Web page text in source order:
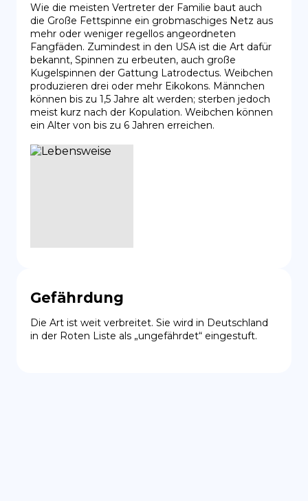
Wie die meisten Vertreter der Familie baut auch
die Große Fettspinne ein grobmaschiges Netz aus
mehr oder weniger regellos angeordneten
Fangfäden. Zumindest in den USA ist die Art dafür
bekannt, Spinnen zu erbeuten, auch große
Kugelspinnen der Gattung Latrodectus. Weibchen
produzieren drei oder mehr Eikokons. Männchen
können bis zu 1,5 Jahre alt werden; sterben jedoch
meist kurz nach der Kopulation. Weibchen können
ein Alter von bis zu 6 Jahren erreichen.
Gefährdung
Die Art ist weit verbreitet. Sie wird in Deutschland
in der Roten Liste als „ungefährdet“ eingestuft.